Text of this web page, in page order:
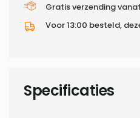
Gratis verzending
Voor 13:00 besteld,
Specificaties